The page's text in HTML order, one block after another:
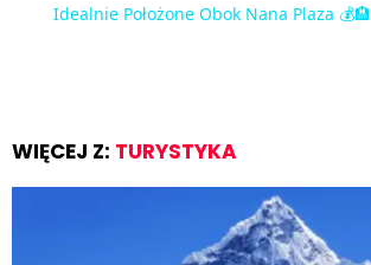
Idealnie Położone Obok Nana Plaza 💰🏨
WIĘCEJ Z: TURYSTYKA